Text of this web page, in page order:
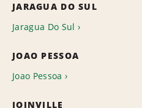
JARAGUA DO SUL
Jaragua Do Sul
JOAO PESSOA
Joao Pessoa
JOINVILLE